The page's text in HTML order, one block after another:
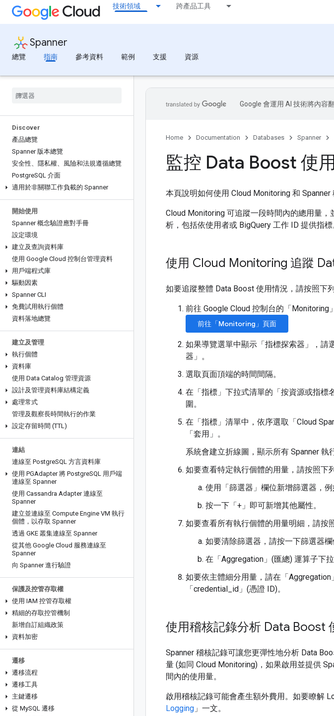
技術領域 跨產品工具
Spanner
總覽
指南 參考資料 範例 支援 資源
Discover
產品總覽
Spanner 版本總覽
安全性、隱私權、風險和法規遵循總覽
PostgreSQL 介面
適用於非關聯工作負載的 Spanner
開始使用
Spanner 概念驗證應對手冊
設定環境
建立及查詢資料庫
使用 Google Cloud 控制台管理資料
用戶端程式庫
驅動因素
Spanner CLI
免費試用執行個體
資料落地總覽
建立及管理
執行個體
資料庫
使用 Data Catalog 管理資源
設計及管理資料庫結構定義
處理常式
管理及觀察長時間執行的作業
設定存留時間 (TTL)
連結
連線至 PostgreSQL 方言資料庫
使用 PGAdapter 將 PostgreSQL 用戶端
連線至 Spanner
使用 Cassandra Adapter 連線至
Spanner
建立並連線至 Compute Engine VM 執行
個體，以存取 Spanner
透過 GKE 叢集連線至 Spanner
從其他 Google Cloud 服務連線至
Spanner
向 Spanner 進行驗證
保護及控管存取權
使用 IAM 控管存取權
精細的存取控管機制
新增自訂組織政策
資料加密
遷移
遷移流程
遷移工具
主鍵遷移
從 MySQL 遷移
Google 會運用 AI 技術將內容
Home Documentation Databases Spanner
監控 Data Boost 使
本頁說明如何使用 Cloud Monitoring 和
Cloud Monitoring 可追蹤一段時間內的總用量
析，包括依使用者或 BigQuery 工作 ID 提供指標
使用 Cloud Monitoring 追蹤
如要追蹤整體 Data Boost 使用情況，請按照下
前往 Google Cloud 控制台的「Monitoring」
前往「Monitoring」頁面
如果導覽選單中顯示「指標探索器」 ，請
器」 。
選取頁面頂端的時間間隔。
在「指標」 下拉式清單的「按資源或指標
圍。
在「指標」 清單中，依序選取「Cloud
「套用」 。
系統會建立折線圖，顯示所有 Spanner 執
如要查看特定執行個體的用量，請按照下
使用「篩選器」 欄位新增篩選器，例
按一下「+」 即可新增其他屬性。
如要查看所有執行個體的用量明細，請按
如要清除篩選器，請按一下篩選器欄
在「Aggregation」(匯總) 運算子下
如要依主體細分用量，請在「Aggregation
「credential_id」(憑證 ID)。
使用稽核記錄分析 Data Boost
Spanner 稽核記錄可讓您更彈性地分析 Data
量 (如同 Cloud Monitoring)，如果啟用並提供
間內的使用量。
啟用稽核記錄可能會產生額外費用。如要瞭解
Logging 」一文。